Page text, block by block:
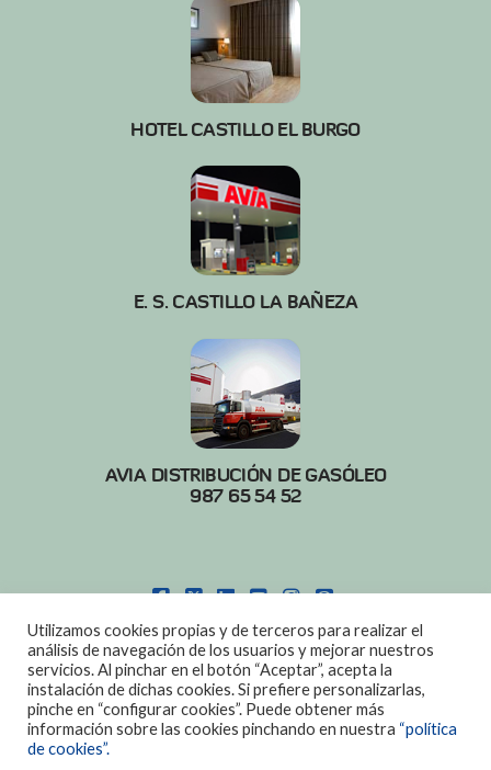
HOTEL CASTILLO EL BURGO
E. S. CASTILLO LA BAÑEZA
AVIA DISTRIBUCIÓN DE GASÓLEO
987 65 54 52
POLITICA DE COOKIES|AVISO LEGAL
DISEÑO: DIAN SISTEMAS
Utilizamos cookies propias y de terceros para realizar el
análisis de navegación de los usuarios y mejorar nuestros
servicios. Al pinchar en el botón “Aceptar”, acepta la
instalación de dichas cookies. Si prefiere personalizarlas,
pinche en “configurar cookies”. Puede obtener más
información sobre las cookies pinchando en nuestra “política
de cookies”.